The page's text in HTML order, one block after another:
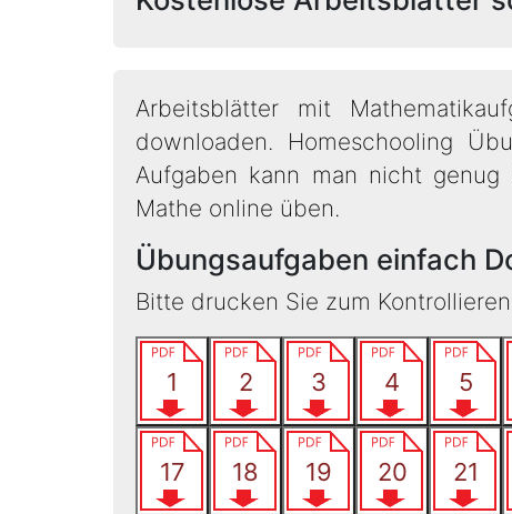
Arbeitsblätter mit
downloaden. Homeschooling
Aufgaben kann man nicht
Mathe online üben.
Übungsaufgaben einfach
Bitte drucken Sie zum